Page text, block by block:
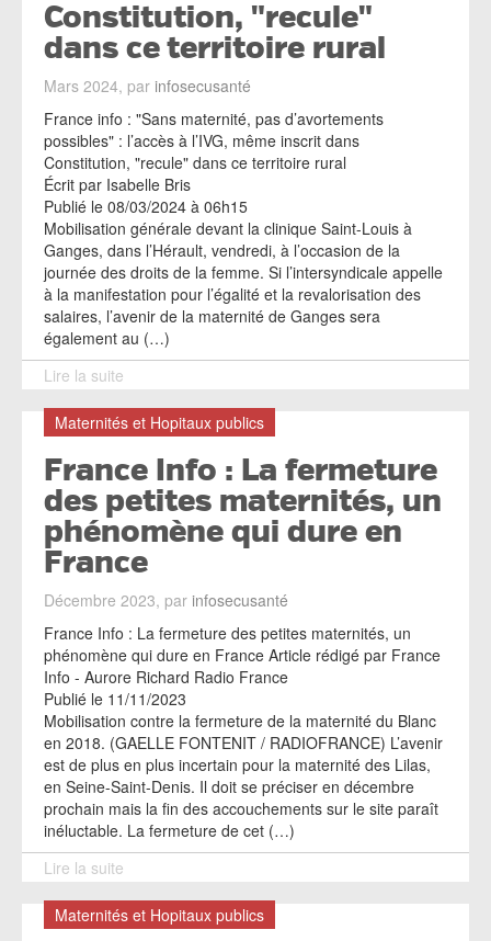
Constitution, "recule"
dans ce territoire rural
Mars 2024, par infosecusanté
France info : "Sans maternité, pas d’avortements
possibles" : l’accès à l’IVG, même inscrit dans
Constitution, "recule" dans ce territoire rural
Écrit par Isabelle Bris
Publié le 08/03/2024 à 06h15
Mobilisation générale devant la clinique Saint-Louis à
Ganges, dans l’Hérault, vendredi, à l’occasion de la
journée des droits de la femme. Si l’intersyndicale appelle
à la manifestation pour l’égalité et la revalorisation des
salaires, l’avenir de la maternité de Ganges sera
également au (…)
Lire la suite
Maternités et Hopitaux publics
France Info : La fermeture
des petites maternités, un
phénomène qui dure en
France
Décembre 2023, par infosecusanté
France Info : La fermeture des petites maternités, un
phénomène qui dure en France Article rédigé par France
Info - Aurore Richard Radio France
Publié le 11/11/2023
Mobilisation contre la fermeture de la maternité du Blanc
en 2018. (GAELLE FONTENIT / RADIOFRANCE) L’avenir
est de plus en plus incertain pour la maternité des Lilas,
en Seine-Saint-Denis. Il doit se préciser en décembre
prochain mais la fin des accouchements sur le site paraît
inéluctable. La fermeture de cet (…)
Lire la suite
Maternités et Hopitaux publics